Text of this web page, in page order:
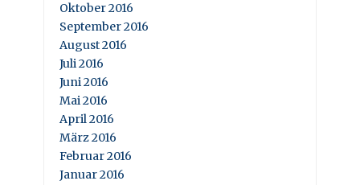
Oktober 2016
September 2016
August 2016
Juli 2016
Juni 2016
Mai 2016
April 2016
März 2016
Februar 2016
Januar 2016